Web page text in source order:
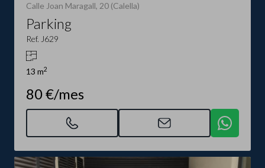
Calle Joan Maragall, 20 (Calella)
Parking
Ref. J629
13 m2
80 €/mes